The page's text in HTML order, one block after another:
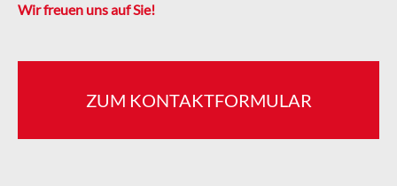
Wir freuen uns auf Sie!
ZUM KONTAKTFORMULAR